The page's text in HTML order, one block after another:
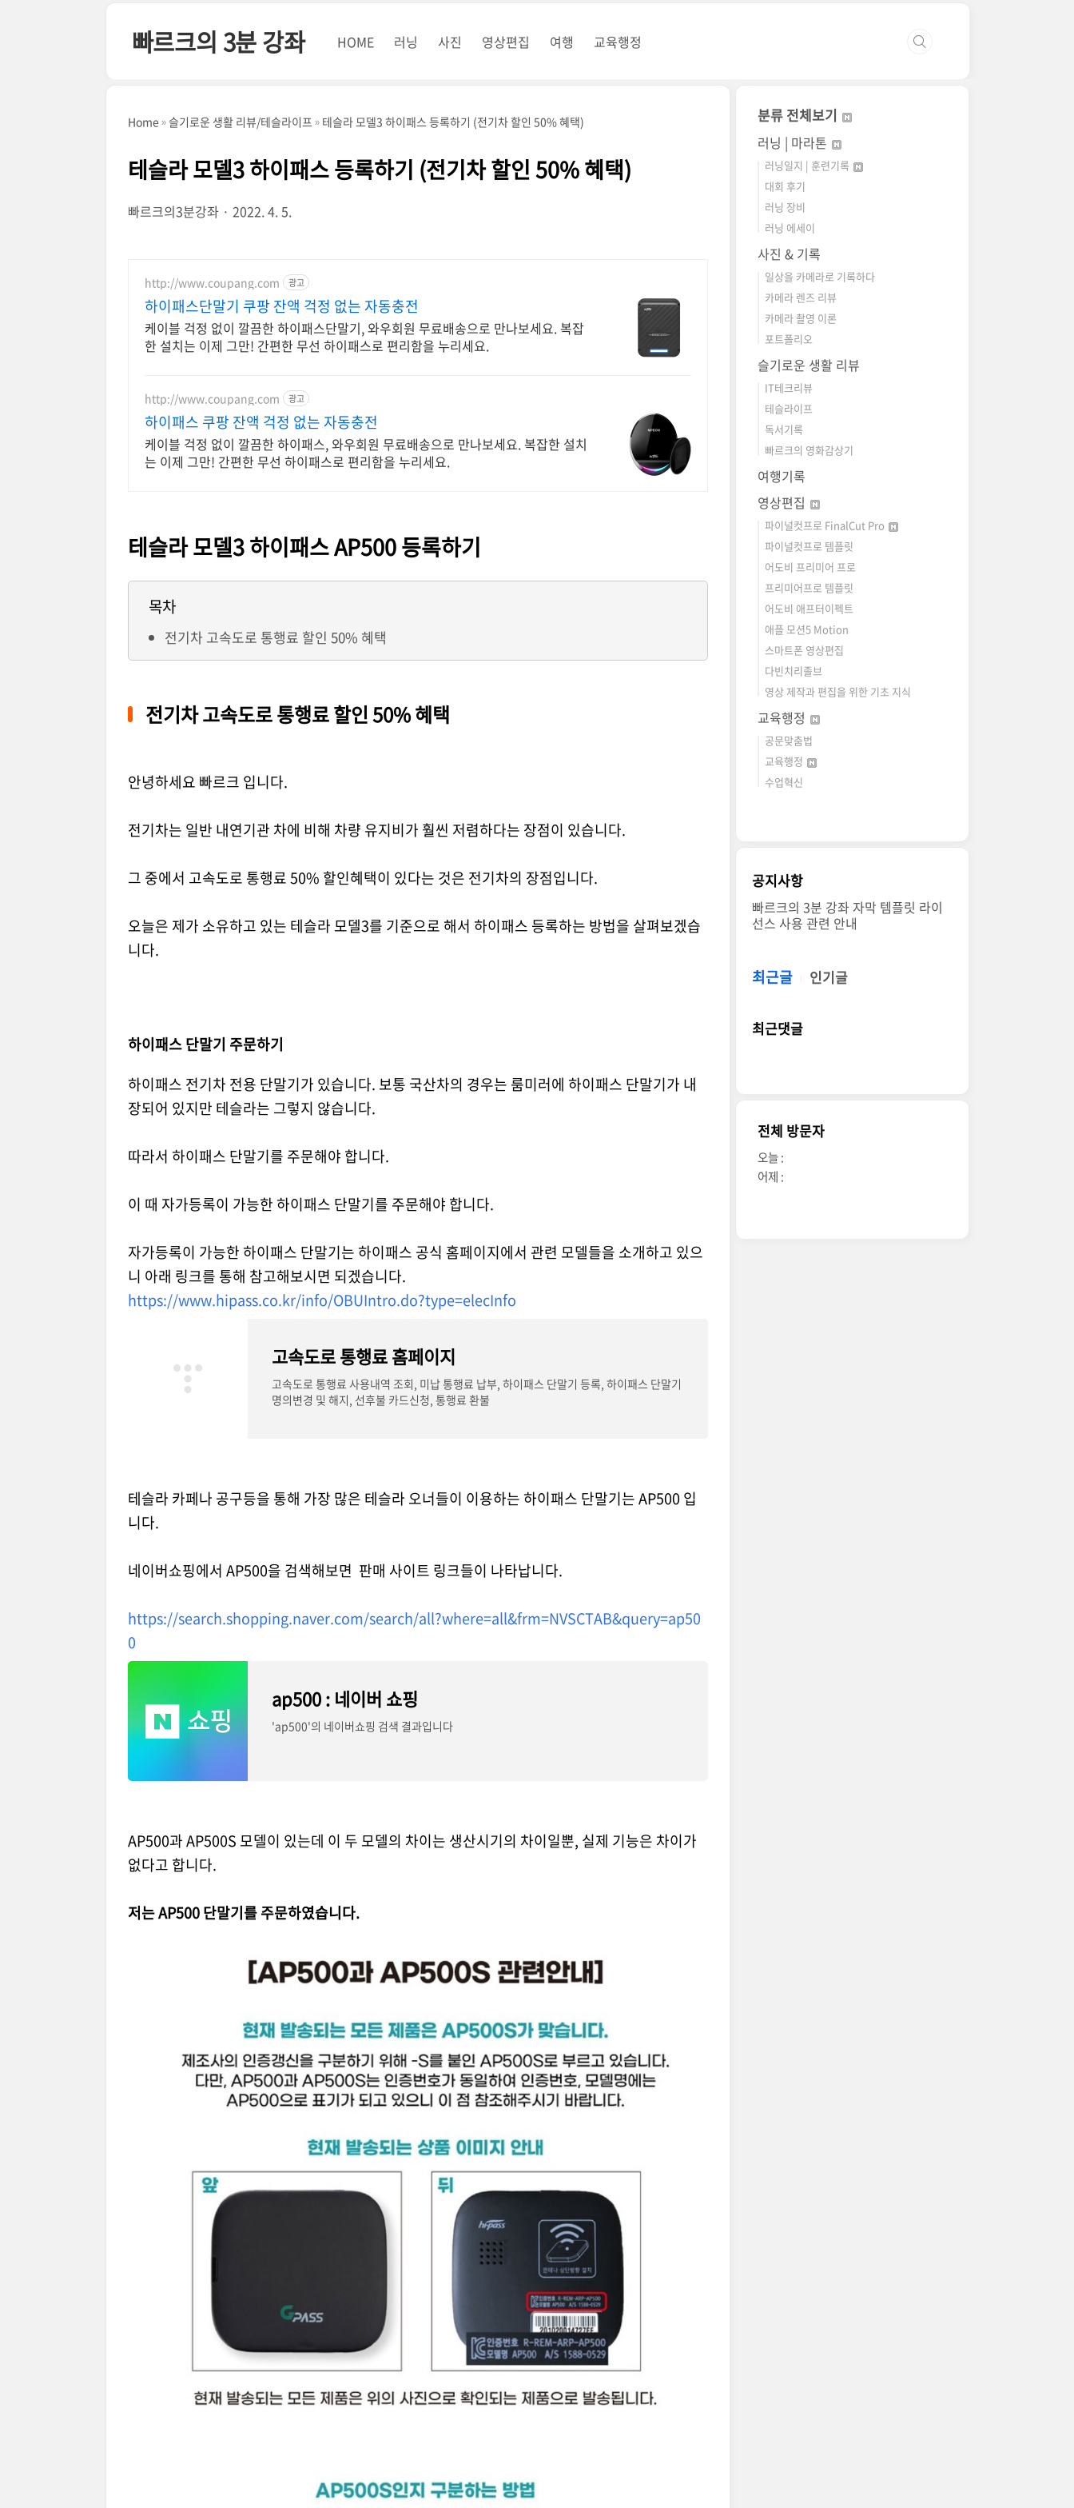
빠르크의 3분 강좌 HOME 러닝 사진 영상편집 여행 교육행정
Home 슬기로운 생활 리뷰/테슬라이프 테슬라 모델3 하이패스 등록하기 (전기차 할인 50% 혜택)
테슬라 모델3 하이패스 등록하기 (전기차 할인 50% 혜택)
빠르크의3분강좌 2022. 4. 5.
http://www.coupang.com 광고
하이패스단말기 쿠팡 잔액 걱정 없는 자동충전
케이블 걱정 없이 깔끔한 하이패스단말기, 와우회원 무료배송으로 만나보세요. 복잡
한 설치는 이제 그만! 간편한 무선 하이패스로 편리함을 누리세요.
http://www.coupang.com 광고
하이패스 쿠팡 잔액 걱정 없는 자동충전
케이블 걱정 없이 깔끔한 하이패스, 와우회원 무료배송으로 만나보세요. 복잡한 설치
는 이제 그만! 간편한 무선 하이패스로 편리함을 누리세요.
테슬라 모델3 하이패스 AP500 등록하기
목차
전기차 고속도로 통행료 할인 50% 혜택
전기차 고속도로 통행료 할인 50% 혜택
안녕하세요 빠르크 입니다.
전기차는 일반 내연기관 차에 비해 차량 유지비가 훨씬 저렴하다는 장점이 있습니다.
그 중에서 고속도로 통행료 50% 할인혜택이 있다는 것은 전기차의 장점입니다.
오늘은 제가 소유하고 있는 테슬라 모델3를 기준으로 해서 하이패스 등록하는 방법을 살펴보겠습
니다.
하이패스 단말기 주문하기
하이패스 전기차 전용 단말기가 있습니다. 보통 국산차의 경우는 룸미러에 하이패스 단말기가 내
장되어 있지만 테슬라는 그렇지 않습니다.
따라서 하이패스 단말기를 주문해야 합니다.
이 때 자가등록이 가능한 하이패스 단말기를 주문해야 합니다.
자가등록이 가능한 하이패스 단말기는 하이패스 공식 홈페이지에서 관련 모델들을 소개하고 있으
니 아래 링크를 통해 참고해보시면 되겠습니다.
https://www.hipass.co.kr/info/OBUIntro.do?type=elecInfo
고속도로 통행료 홈페이지
고속도로 통행료 사용내역 조회, 미납 통행료 납부, 하이패스 단말기 등록, 하이패스 단말기
명의변경 및 해지, 선후불 카드신청, 통행료 환불
테슬라 카페나 공구등을 통해 가장 많은 테슬라 오너들이 이용하는 하이패스 단말기는 AP500 입
니다.
네이버쇼핑에서 AP500을 검색해보면 판매 사이트 링크들이 나타납니다.
https://search.shopping.naver.com/search/all?where=all&frm=NVSCTAB&query=ap50
0
ap500 : 네이버 쇼핑
'ap500'의 네이버쇼핑 검색 결과입니다
AP500과 AP500S 모델이 있는데 이 두 모델의 차이는 생산시기의 차이일뿐, 실제 기능은 차이가
없다고 합니다.
저는 AP500 단말기를 주문하였습니다.
분류 전체보기
러닝 | 마라톤
러닝일지 | 훈련기록
대회 후기
러닝 장비
러닝 에세이
사진 & 기록
일상을 카메라로 기록하다
카메라 렌즈 리뷰
카메라 촬영 이론
포트폴리오
슬기로운 생활 리뷰
IT테크리뷰
테슬라이프
독서기록
빠르크의 영화감상기
여행기록
영상편집
파이널컷프로 FinalCut Pro
파이널컷프로 템플릿
어도비 프리미어 프로
프리미어프로 템플릿
어도비 애프터이펙트
애플 모션5 Motion
스마트폰 영상편집
다빈치리졸브
영상 제작과 편집을 위한 기초 지식
교육행정
공문맞춤법
교육행정
수업혁신
공지사항
빠르크의 3분 강좌 자막 템플릿 라이
선스 사용 관련 안내
최근글 인기글
최근댓글
전체 방문자
오늘 :
어제 :